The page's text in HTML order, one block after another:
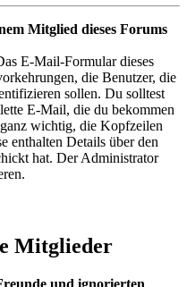
Mitglied dieses Forums
E-Mail-Formular dieses
die Benutzer, die
sollen. Du solltest
E-Mail, die du bekommen
wichtig, die Kopfzeilen
enthalten Details über den
hat. Der Administrator
Mitglieder
und ignorierten